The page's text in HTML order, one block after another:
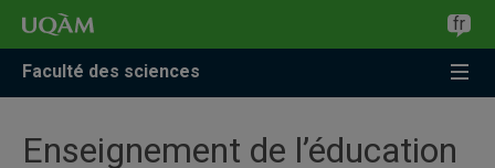
fr
Faculté des sciences
Enseignement de l’éducation